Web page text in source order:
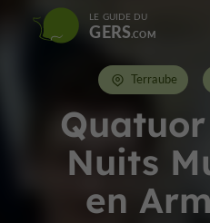
LE GUIDE DU
GERS
Nuits
en
Terraube